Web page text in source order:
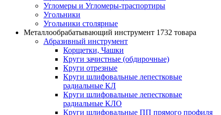
Угломеры и Угломеры-траспортиры
Угольники
Угольники столярные
Металлообрабатывающий инструмент 1732 товара
Абразивный инструмент
Корщетки, Чашки
Круги зачистные (обдирочные)
Круги отрезные
Круги шлифовальные лепестковые
радиальные КЛ
Круги шлифовальные лепестковые
радиальные КЛО
Круги шлифовальные ПП прямого профиля